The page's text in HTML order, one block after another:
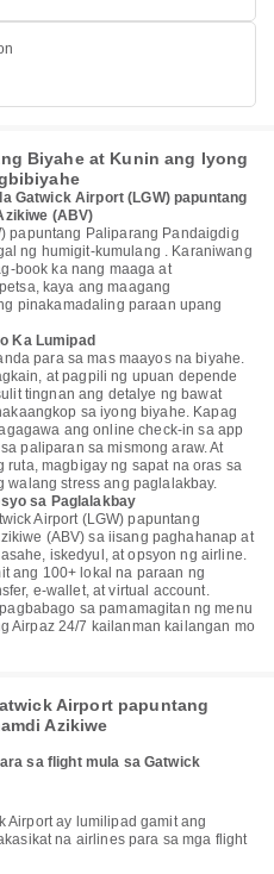
Biyahe at Kunin ang Iyong
Gatwick Airport (LGW) papuntang
(ABV)
papuntang Paliparang Pandaigdig
ng humigit-kumulang . Karaniwang
book ka nang maaga at
kaya ang maagang
pinakamadaling paraan upang
Ka Lumipad
para sa mas maayos na biyahe.
at pagpili ng upuan depende
tingnan ang detalye ng bawat
sa iyong biyahe. Kapag
ang online check-in sa app
paliparan sa mismong araw. At
ruta, magbigay ng sapat na oras sa
walang stress ang paglalakbay.
sa Paglalakbay
Airport (LGW) papuntang
(ABV) sa iisang paghahanap at
iskedyul, at opsyon ng airline.
ang 100+ lokal na paraan ng
e-wallet, at virtual account.
sa pamamagitan ng menu
Airpaz 24/7 kailanman kailangan mo
Airport papuntang
Azikiwe
sa flight mula sa Gatwick
Airport ay lumilipad gamit ang
na airlines para sa mga flight